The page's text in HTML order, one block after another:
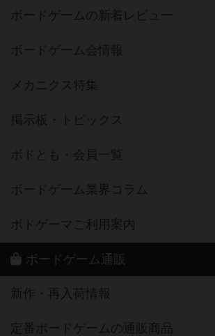
ボードゲームの新着レビュー
ボードゲーム会情報
メカニクス特集
掲示板・トピックス
ボドとも・会員一覧
ボードゲーム業界コラム
ボドゲーマご利用案内
ボードゲーム通販
新作・再入荷情報
定番ボードゲームの通販商品